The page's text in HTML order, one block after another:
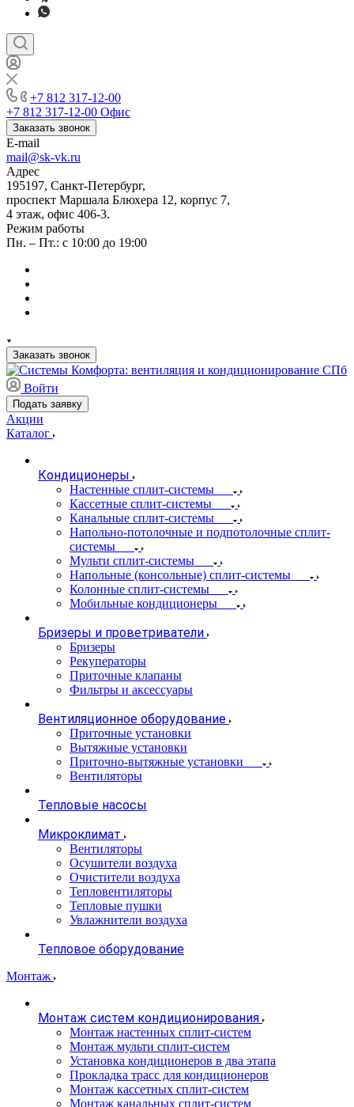
+7 812 317-12-00
+7 812 317-12-00 Офис
Заказать звонок
E-mail
mail@sk-vk.ru
Адрес
195197, Санкт-Петербург,
проспект Маршала Блюхера 12, корпус 7,
4 этаж, офис 406-3.
Режим работы
Пн. – Пт.: с 10:00 до 19:00
Заказать звонок
Войти
Подать заявку
Акции
Каталог
Кондиционеры
Настенные сплит-системы
Кассетные сплит-системы
Канальные сплит-системы
Напольно-потолочные и подпотолочные сплит-
системы
Мульти сплит-системы
Напольные (консольные) сплит-системы
Колонные сплит-системы
Мобильные кондиционеры
Бризеры и проветриватели
Бризеры
Рекуператоры
Приточные клапаны
Фильтры и аксессуары
Вентиляционное оборудование
Приточные установки
Вытяжные установки
Приточно-вытяжные установки
Вентиляторы
Тепловые насосы
Микроклимат
Вентиляторы
Осушители воздуха
Очистители воздуха
Тепловентиляторы
Тепловые пушки
Увлажнители воздуха
Тепловое оборудование
Монтаж
Монтаж систем кондиционирования
Монтаж настенных сплит-систем
Монтаж мульти сплит-систем
Установка кондиционеров в два этапа
Прокладка трасс для кондиционеров
Монтаж кассетных сплит-систем
Монтаж канальных сплит-систем